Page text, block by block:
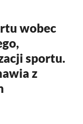
wobec
sportu.
z